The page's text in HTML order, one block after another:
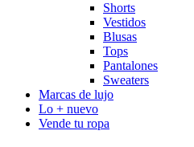
Shorts
Vestidos
Blusas
Tops
Pantalones
Sweaters
Marcas de lujo
Lo + nuevo
Vende tu ropa